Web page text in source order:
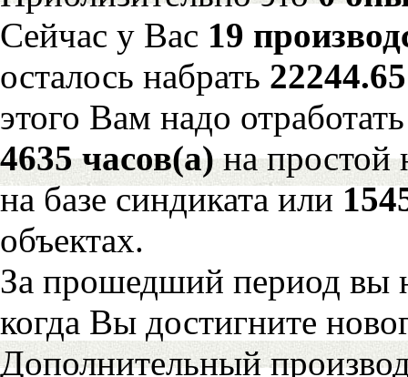
Сейчас у Вас 19
осталось набрать
этого Вам надо отработать
4635 часов(а)на простой
на базе синдиката или
объектах.
За прошедший период вы
когда Вы достигните
Дополнительный